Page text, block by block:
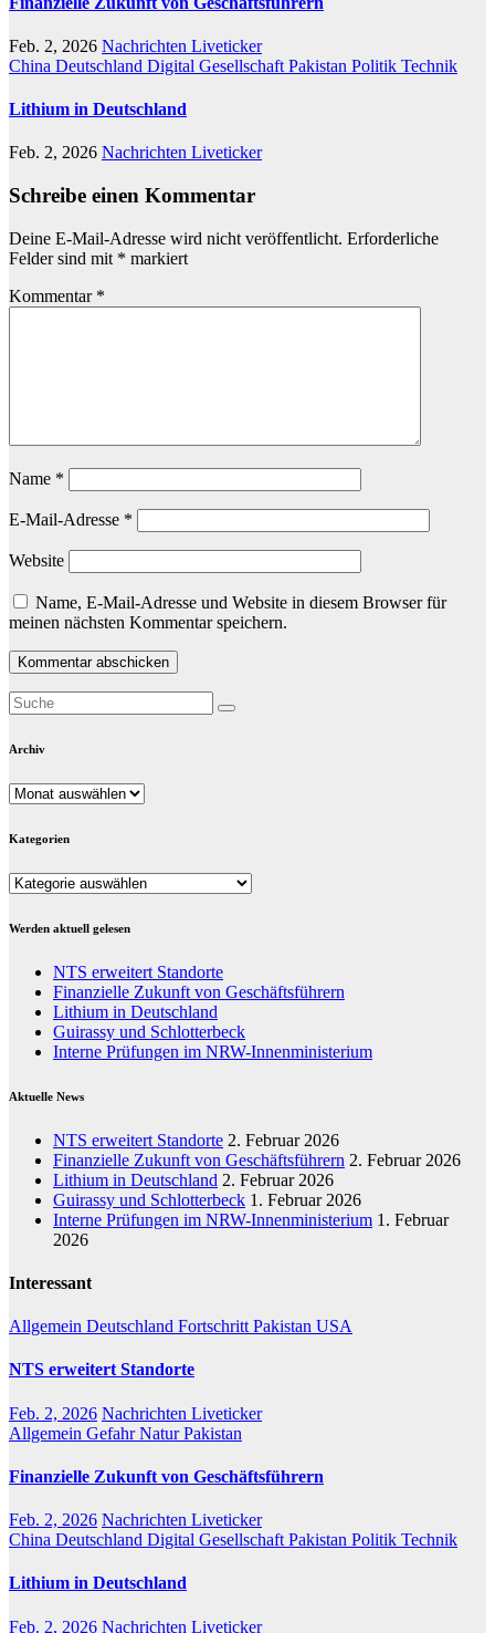
Feb. 2, 2026 Nachrichten Liveticker
China Deutschland Digital Gesellschaft Pakistan Politik Technik
Lithium in Deutschland
Feb. 2, 2026 Nachrichten Liveticker
Schreibe einen Kommentar
Deine E-Mail-Adresse wird nicht veröffentlicht. Erforderliche
Felder sind mit * markiert
Kommentar *
Name *
E-Mail-Adresse *
Website
Name, E-Mail-Adresse und Website in diesem Browser für
meinen nächsten Kommentar speichern.
Archiv
Archiv
Kategorien
Kategorien
Werden aktuell gelesen
NTS erweitert Standorte
Finanzielle Zukunft von Geschäftsführern
Lithium in Deutschland
Guirassy und Schlotterbeck
Interne Prüfungen im NRW-Innenministerium
Aktuelle News
NTS erweitert Standorte 2. Februar 2026
Finanzielle Zukunft von Geschäftsführern 2. Februar 2026
Lithium in Deutschland 2. Februar 2026
Guirassy und Schlotterbeck 1. Februar 2026
Interne Prüfungen im NRW-Innenministerium 1. Februar
2026
Interessant
Allgemein Deutschland Fortschritt Pakistan USA
NTS erweitert Standorte
Feb. 2, 2026 Nachrichten Liveticker
Allgemein GefahrNaturPakistan
Finanzielle Zukunft von Geschäftsführern
Feb. 2, 2026 Nachrichten Liveticker
China Deutschland Digital Gesellschaft Pakistan Politik Technik
Lithium in Deutschland
Feb. 2, 2026 Nachrichten Liveticker